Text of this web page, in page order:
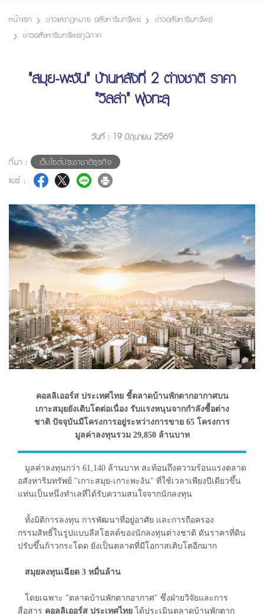
หน้าแรก ข่าวและกฎหมาย อสังหาริมทรัพย์
ข่าวอสังหาริมทรัพย์
ข่าวอสังหาริมทรัพย์ภูมิภาค
"สมุย-พะงัน" บ้านหลังที่ 2 ต่างชาติ ราคา
"วิลล่า" พุ่งทะลุ
วันที่ : 19 มิถุนายน 2569
ที่มา :
เว็บไซต์ประชาชาติธุรกิจ
แชร์ :
คอลลิเออร์ส ประเทศไทย ชี้ตลาดบ้านพักตากอากาศบน
เกาะสมุยยังเติบโตต่อเนื่อง รับแรงหนุนจากกำลังซื้อต่าง
ชาติ ปัจจุบันมีโครงการอยู่ระหว่างการขาย 65 โครงการ
มูลค่าลงทุนรวม 29,850 ล้านบาท
มูลค่าลงทุนกว่า 61,140 ล้านบาท สะท้อนถึงความร้อนแรงตลาด
อสังหาริมทรัพย์ "เกาะสมุย-เกาะพะงัน" ที่ใช้เวลาเพียงปีเดียวขึ้น
แท่นเป็นหนึ่งทำเลที่ได้รับความสนใจจากนักลงทุน
ทั้งมิติการลงทุน การพัฒนาที่อยู่อาศัย และการถือครอง
กรรมสิทธิ์ในรูปแบบลีสโฮลด์ของนักลงทุนต่างชาติ ดันราคาที่ดิน
ปรับขึ้นก้าวกระโดด ยังเป็นตลาดที่มีโอกาสเติบโตอีกมาก
สมุยลงทุนเฉียด 3 หมื่นล้าน
โดยเฉพาะ "ตลาดบ้านพักตากอากาศ" ซึ่งฝ่ายวิจัยและการ
สื่อสาร คอลลิเออร์ส ประเทศไทย ได้ประเมินตลาดบ้านพักตาก